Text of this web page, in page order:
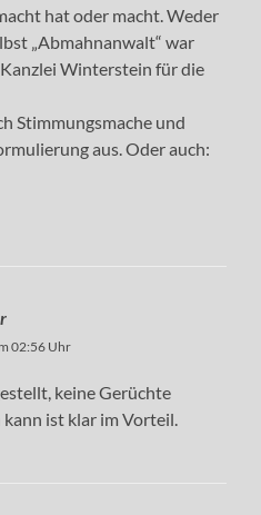
hat oder macht. Weder
„Abmahnanwalt“ war
Winterstein für die
Stimmungsmache und
aus. Oder auch:
02:56 Uhr
keine Gerüchte
ist klar im Vorteil.